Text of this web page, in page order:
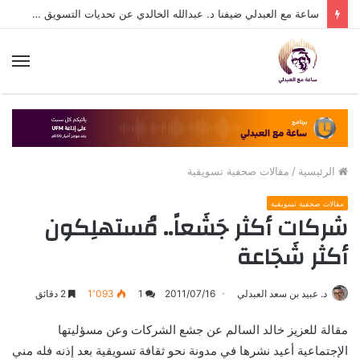
ساعة مع العبدلي ضيفنا د. عبدالله الخالدي عن تحديات التسويق في القطاع الثالث مع د. عبيد العبدلي
الرئيسية / مقالات صحفية تسويقية
مقالات صحفية تسويقية
شركات أكثر جَشَعاً.. مُستهلِكون
أكثر شَجَاعة
د. عبيد بن سعد العبدلي 2011/07/16
1 1٬093
مقالة للعزيز خالد السالم عن جشع الشركات وعن مسؤليتها
الإجتماعية أعيد نشرها في مدونة نحو ثقافة تسويقية بعد إذنه فله مني